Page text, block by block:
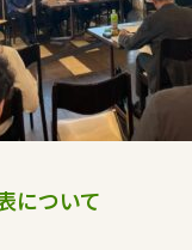
について